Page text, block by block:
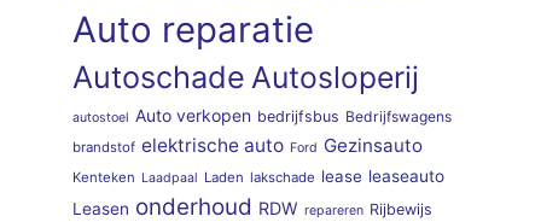
Auto reparatie
Autoschade Autosloperij
autostoel Auto verkopen bedrijfsbus Bedrijfswagens
brandstof elektrische auto Ford Gezinsauto
Kenteken Laadpaal Laden lakschade lease leaseauto
Leasen onderhoud RDW repareren Rijbewijs